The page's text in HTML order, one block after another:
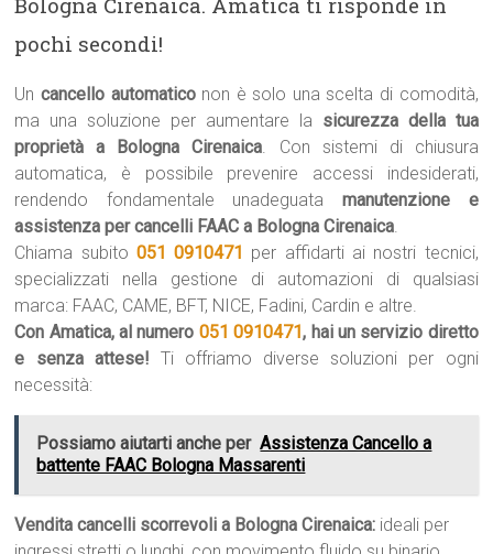
pochi secondi!
Uncancello automaticonon è solo una scelta di comodità,
ma una soluzione per aumentare la sicurezza della tua
proprietà a Bologna Cirenaica. Con sistemi di chiusura
automatica, è possibile prevenire accessi indesiderati,
rendendo fondamentale unadeguatamanutenzione e
assistenza per cancelli FAAC a Bologna Cirenaica.
Chiama subito 051 0910471 per affidarti ai nostri tecnici,
specializzati nella gestione di automazioni di qualsiasi
marca: FAAC, CAME, BFT, NICE, Fadini, Cardin e altre.
Con Amatica, al numero 051 0910471, hai un servizio diretto
e senza attese! Ti offriamo diverse soluzioni per ogni
necessità:
Possiamo aiutarti anche per Assistenza Cancello a
battente FAAC Bologna Massarenti
Vendita cancelli scorrevoli a Bologna Cirenaica: ideali per